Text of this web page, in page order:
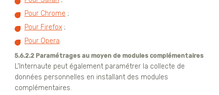
Pour Chrome ;
Pour Firefox ;
Pour Opera.
5.6.2.2 Paramétrages au moyen de modules complémentaires
L'Internaute peut également paramétrer la collecte de
données personnelles en installant des modules
complémentaires.